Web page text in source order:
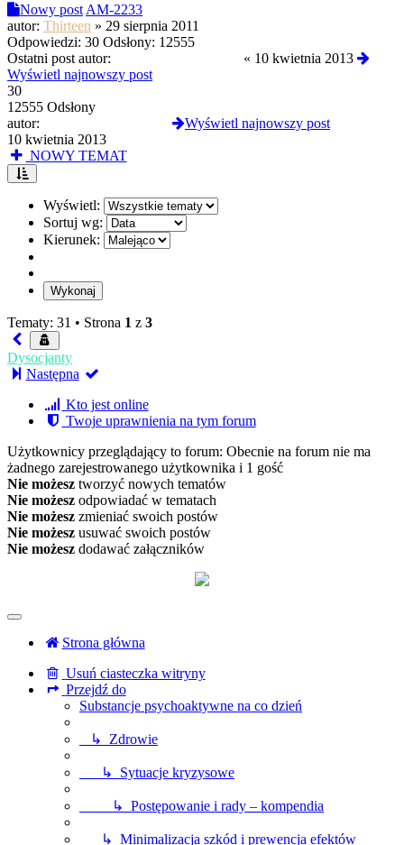
Nowy post AM-2233
autor: Thirteen » 29 sierpnia 2011
Odpowiedzi: 30 Odsłony: 12555
Ostatni post autor:
« 10 kwietnia 2013
Wyświetl najnowszy post
30
12555 Odsłony
autor:
Wyświetl najnowszy post
10 kwietnia 2013
NOWY TEMAT
Wyświetl:
Sortuj wg:
Kierunek:
Tematy: 31 • Strona 1 z 3
Dysocjanty
Następna
Kto jest online
Twoje uprawnienia na tym forum
Użytkownicy przeglądający to forum: Obecnie na forum nie ma
żadnego zarejestrowanego użytkownika i 1 gość
Nie możesz tworzyć nowych tematów
Nie możesz odpowiadać w tematach
Nie możesz zmieniać swoich postów
Nie możesz usuwać swoich postów
Nie możesz dodawać załączników
Strona główna
Usuń ciasteczka witryny
Przejdź do
Substancje psychoaktywne na co dzień
↳ Zdrowie
↳ Sytuacje kryzysowe
↳ Postępowanie i rady – kompendia
↳ Minimalizacja szkód i prewencja efektów